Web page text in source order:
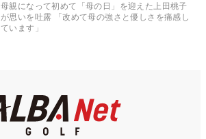
母親になって初めて「母の日」を迎えた上田桃子
が思いを吐露 「改めて母の強さと優しさを痛感し
ています」